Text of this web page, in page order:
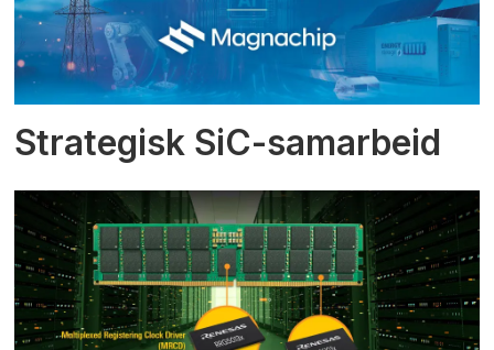
Strategisk SiC-samarbeid